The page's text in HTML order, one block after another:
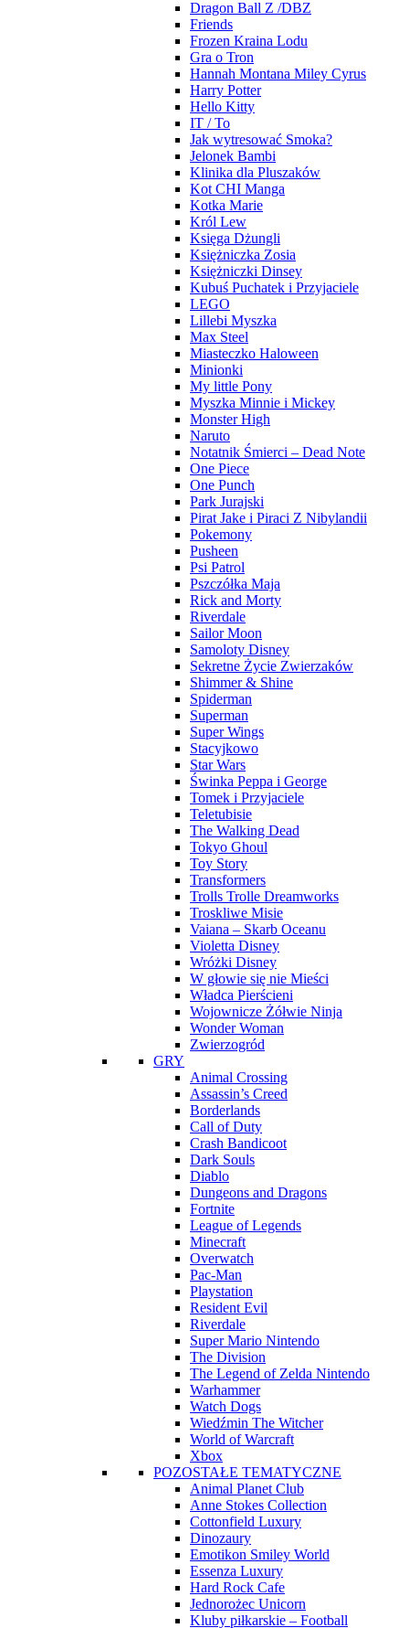
Dragon Ball Z /DBZ
Friends
Frozen Kraina Lodu
Gra o Tron
Hannah Montana Miley Cyrus
Harry Potter
Hello Kitty
IT / To
Jak wytresować Smoka?
Jelonek Bambi
Klinika dla Pluszaków
Kot CHI Manga
Kotka Marie
Król Lew
Księga Dżungli
Księżniczka Zosia
Księżniczki Dinsey
Kubuś Puchatek i Przyjaciele
LEGO
Lillebi Myszka
Max Steel
Miasteczko Haloween
Minionki
My little Pony
Myszka Minnie i Mickey
Monster High
Naruto
Notatnik Śmierci – Dead Note
One Piece
One Punch
Park Jurajski
Pirat Jake i Piraci Z Nibylandii
Pokemony
Pusheen
Psi Patrol
Pszczółka Maja
Rick and Morty
Riverdale
Sailor Moon
Samoloty Disney
Sekretne Życie Zwierzaków
Shimmer & Shine
Spiderman
Superman
Super Wings
Stacyjkowo
Star Wars
Świnka Peppa i George
Tomek i Przyjaciele
Teletubisie
The Walking Dead
Tokyo Ghoul
Toy Story
Transformers
Trolls Trolle Dreamworks
Troskliwe Misie
Vaiana – Skarb Oceanu
Violetta Disney
Wróżki Disney
W głowie się nie Mieści
Władca Pierścieni
Wojownicze Żółwie Ninja
Wonder Woman
Zwierzogród
GRY
Animal Crossing
Assassin’s Creed
Borderlands
Call of Duty
Crash Bandicoot
Dark Souls
Diablo
Dungeons and Dragons
Fortnite
League of Legends
Minecraft
Overwatch
Pac-Man
Playstation
Resident Evil
Riverdale
Super Mario Nintendo
The Division
The Legend of Zelda Nintendo
Warhammer
Watch Dogs
Wiedźmin The Witcher
World of Warcraft
Xbox
POZOSTAŁE TEMATYCZNE
Animal Planet Club
Anne Stokes Collection
Cottonfield Luxury
Dinozaury
Emotikon Smiley World
Essenza Luxury
Hard Rock Cafe
Jednorożec Unicorn
Kluby piłkarskie – Football